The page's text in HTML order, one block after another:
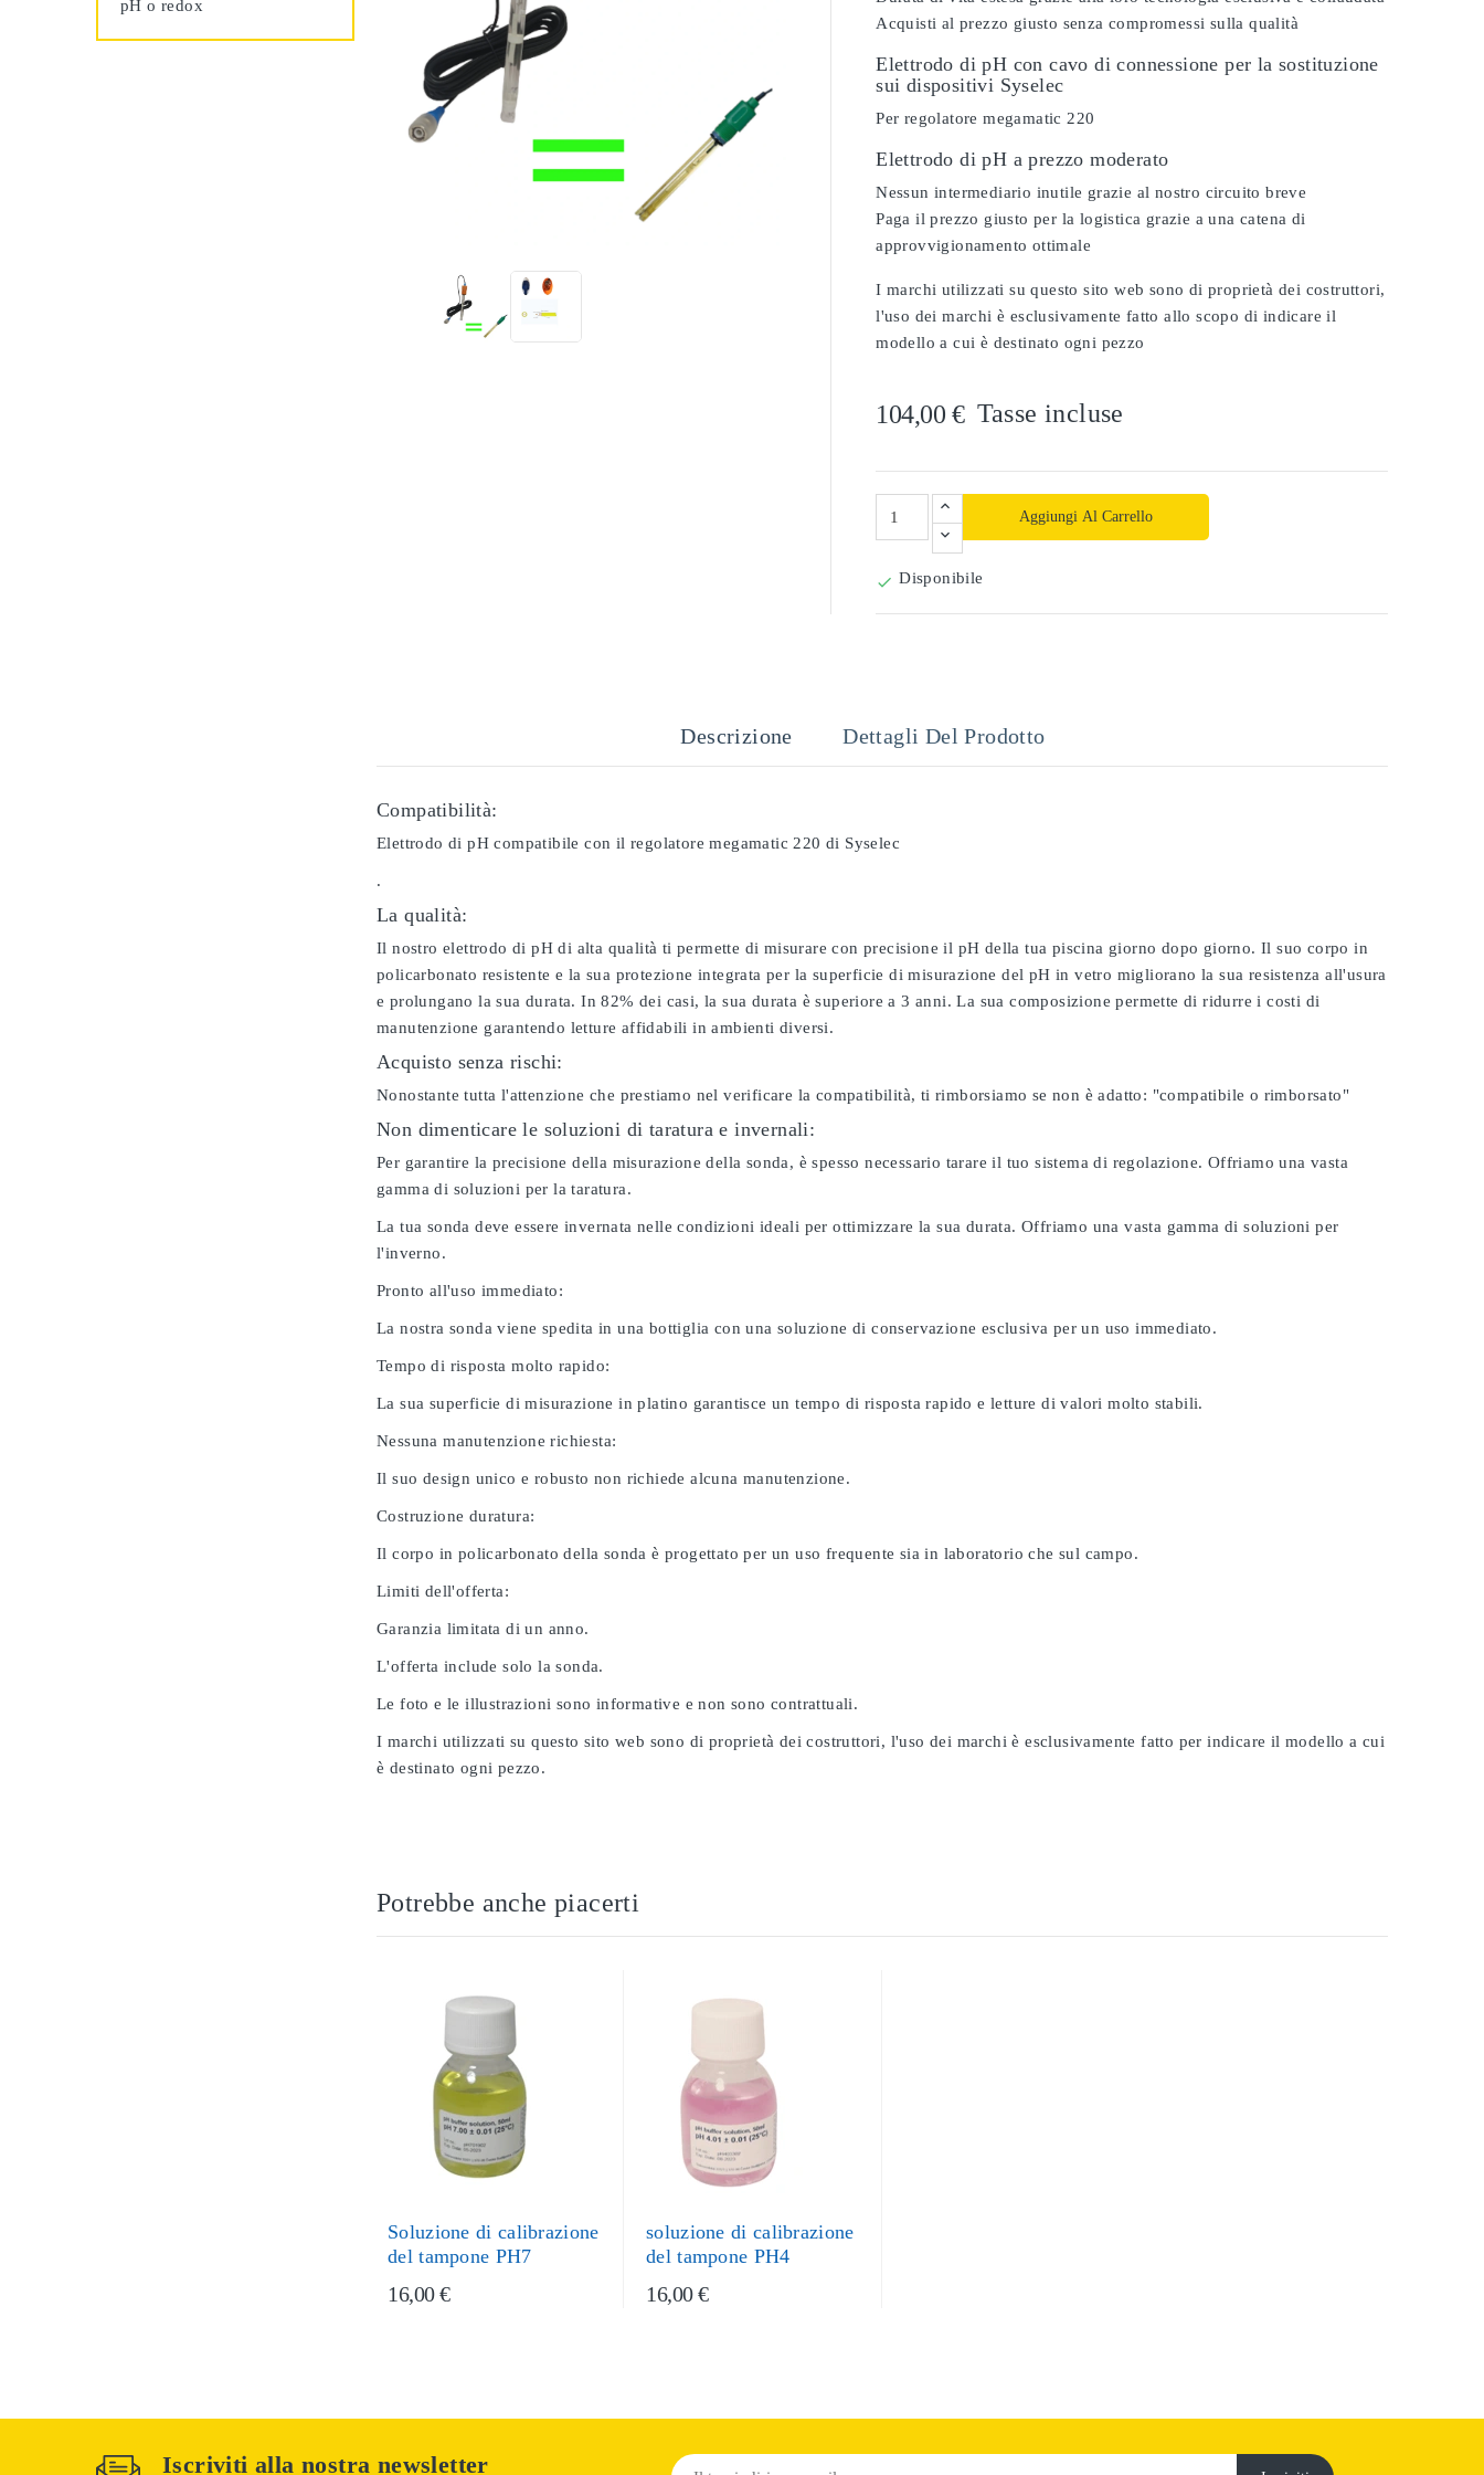
pH o redox
Acquisti al prezzo giusto senza compromessi sulla qualità
Elettrodo di pH con cavo di connessione per la sostituzione
sui dispositivi Syselec
Per regolatore megamatic 220
Elettrodo di pH a prezzo moderato
Nessun intermediario inutile grazie al nostro circuito breve
Paga il prezzo giusto per la logistica grazie a una catena di
approvvigionamento ottimale
I marchi utilizzati su questo sito web sono di proprietà dei costruttori,
l'uso dei marchi è esclusivamente fatto allo scopo di indicare il
modello a cui è destinato ogni pezzo
104,00 € Tasse incluse
Aggiungi Al Carrello
 Disponibile
Descrizione Dettagli Del Prodotto
Compatibilità:
Elettrodo di pH compatibile con il regolatore megamatic 220 di Syselec
.
La qualità:
Il nostro elettrodo di pH di alta qualità ti permette di misurare con precisione il pH della tua piscina giorno dopo giorno. Il suo corpo in
policarbonato resistente e la sua protezione integrata per la superficie di misurazione del pH in vetro migliorano la sua resistenza all'usura
e prolungano la sua durata. In 82% dei casi, la sua durata è superiore a 3 anni. La sua composizione permette di ridurre i costi di
manutenzione garantendo letture affidabili in ambienti diversi.
Acquisto senza rischi:
Nonostante tutta l'attenzione che prestiamo nel verificare la compatibilità, ti rimborsiamo se non è adatto: "compatibile o rimborsato"
Non dimenticare le soluzioni di taratura e invernali:
Per garantire la precisione della misurazione della sonda, è spesso necessario tarare il tuo sistema di regolazione. Offriamo una vasta
gamma di soluzioni per la taratura.
La tua sonda deve essere invernata nelle condizioni ideali per ottimizzare la sua durata. Offriamo una vasta gamma di soluzioni per
l'inverno.
Pronto all'uso immediato:
La nostra sonda viene spedita in una bottiglia con una soluzione di conservazione esclusiva per un uso immediato.
Tempo di risposta molto rapido:
La sua superficie di misurazione in platino garantisce un tempo di risposta rapido e letture di valori molto stabili.
Nessuna manutenzione richiesta:
Il suo design unico e robusto non richiede alcuna manutenzione.
Costruzione duratura:
Il corpo in policarbonato della sonda è progettato per un uso frequente sia in laboratorio che sul campo.
Limiti dell'offerta:
Garanzia limitata di un anno.
L'offerta include solo la sonda.
Le foto e le illustrazioni sono informative e non sono contrattuali.
I marchi utilizzati su questo sito web sono di proprietà dei costruttori, l'uso dei marchi è esclusivamente fatto per indicare il modello a cui
è destinato ogni pezzo.
Potrebbe anche piacerti
Soluzione di calibrazione
del tampone PH7
16,00 €
soluzione di calibrazione
del tampone PH4
16,00 €
Iscriviti alla nostra newsletter